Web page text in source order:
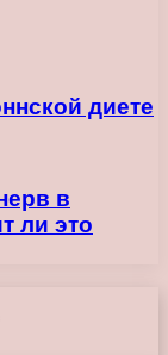
диете
в
ли это